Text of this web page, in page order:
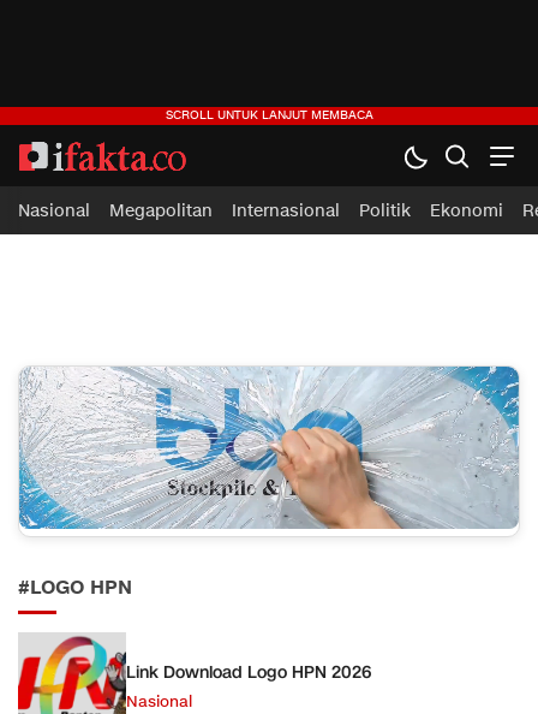
ifakta.co
#pastibenar
Nasional Megapolitan Internasional Politik Ekonomi
#LOGO HPN
Link Download Logo HPN 2026
Nasional